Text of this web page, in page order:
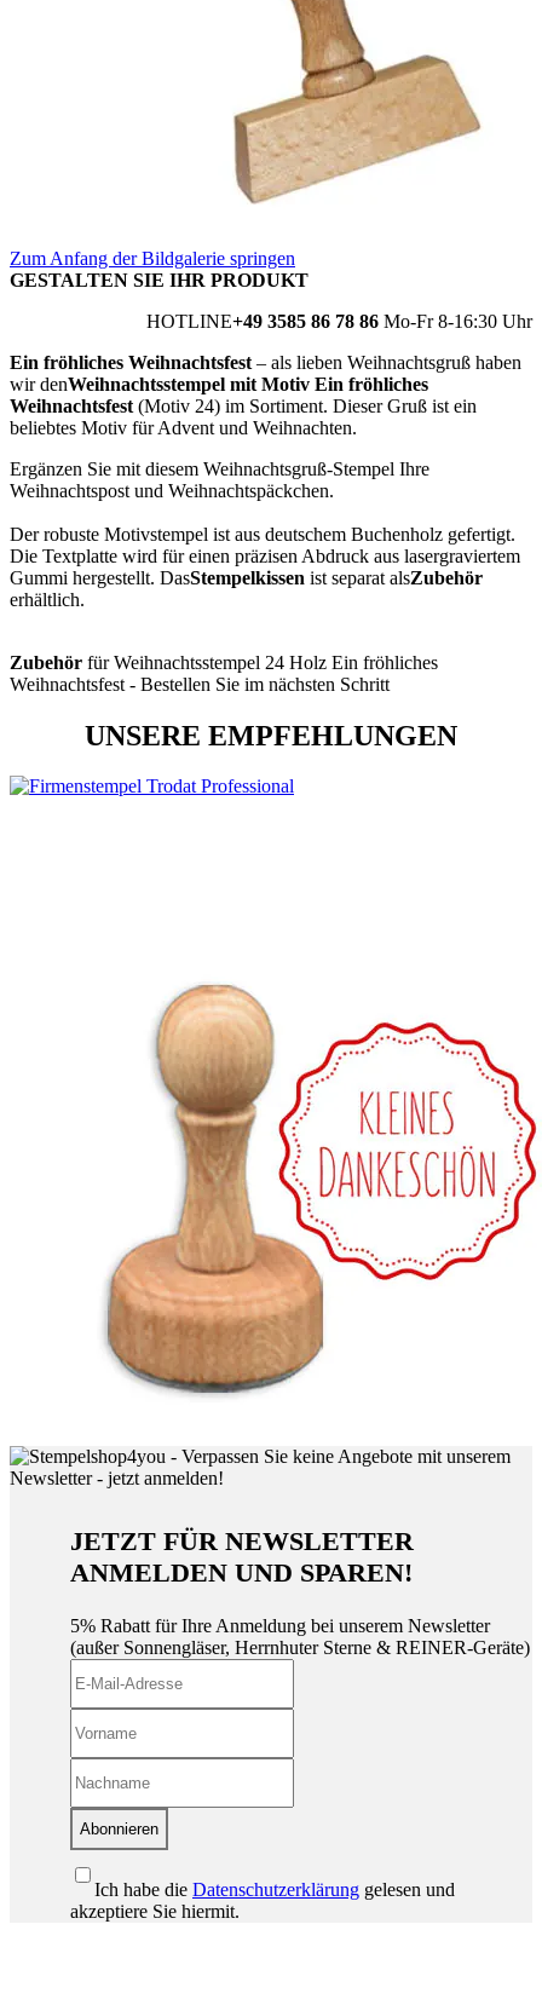
Zum Anfang der Bildgalerie springen
GESTALTEN SIE IHR PRODUKT
HOTLINE+49 3585 86 78 86 Mo-Fr 8-16:30 Uhr
Ein fröhliches Weihnachtsfest – als lieben Weihnachtsgruß haben
wir denWeihnachtsstempel mit Motiv Ein fröhliches
Weihnachtsfest (Motiv 24) im Sortiment. Dieser Gruß ist ein
beliebtes Motiv für Advent und Weihnachten.
Ergänzen Sie mit diesem Weihnachtsgruß-Stempel Ihre
Weihnachtspost und Weihnachtspäckchen.
Der robuste Motivstempel ist aus deutschem Buchenholz gefertigt.
Die Textplatte wird für einen präzisen Abdruck aus lasergraviertem
Gummi hergestellt. DasStempelkissen ist separat alsZubehör
erhältlich.
Zubehör für Weihnachtsstempel 24 Holz Ein fröhliches
Weihnachtsfest - Bestellen Sie im nächsten Schritt
UNSERE EMPFEHLUNGEN
JETZT FÜR NEWSLETTER
ANMELDEN UND SPAREN!
5% Rabatt für Ihre Anmeldung bei unserem Newsletter
(außer Sonnengläser, Herrnhuter Sterne & REINER-Geräte)
Abonnieren
Ich habe die Datenschutzerklärung gelesen und
akzeptiere Sie hiermit.